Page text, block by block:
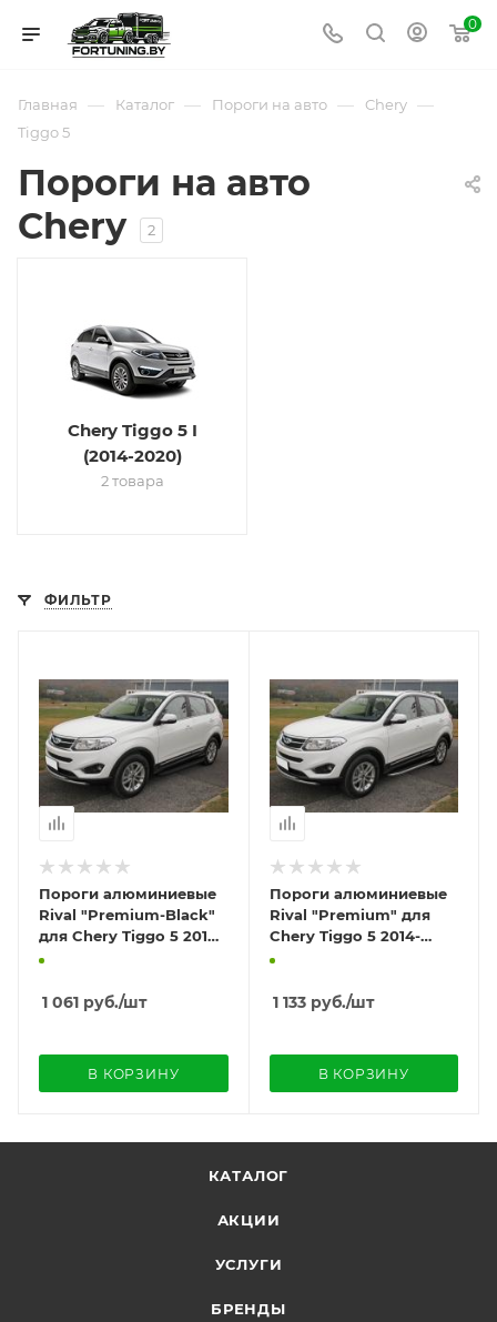
0
Главная — Каталог — Пороги на авто — Chery —
Tiggo 5
Пороги на авто
Chery
2
Chery Tiggo 5 I
(2014-2020)
2 товара
ФИЛЬТР
Пороги алюминиевые
Rival "Premium-Black"
для Chery Tiggo 5 2014-
2016-
1 061 руб./шт
В КОРЗИНУ
Пороги алюминиевые
Rival "Premium" для
Chery Tiggo 5 2014-
2016-
1 133руб./шт
В КОРЗИНУ
КАТАЛОГ
АКЦИИ
УСЛУГИ
БРЕНДЫ